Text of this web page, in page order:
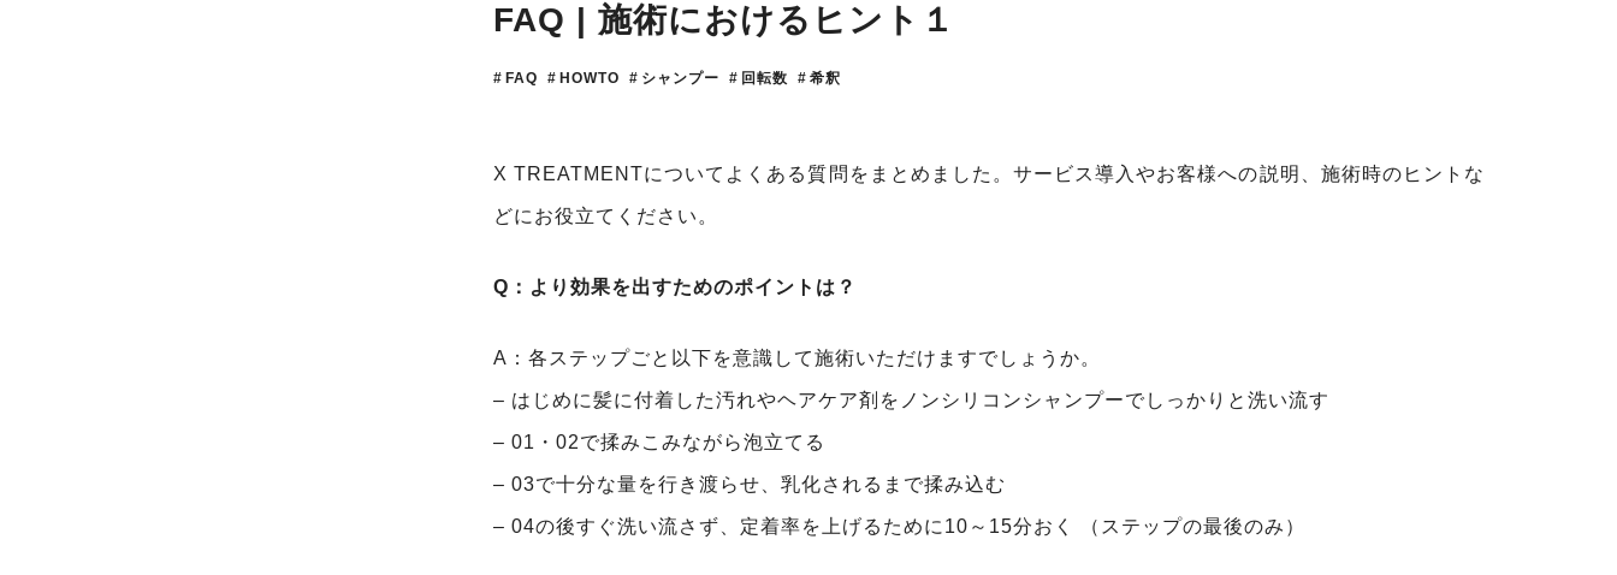
FAQ | 施術におけるヒント１
FAQ HOWTO シャンプー 回転数 希釈
X TREATMENTについてよくある質問をまとめました。サービス導入やお客様への説明、施術時のヒントな
どにお役立てください。
Q ：より効果を出すためのポイントは？
A：各ステップごと以下を意識して施術いただけますでしょうか。
– はじめに髪に付着した汚れやヘアケア剤をノンシリコンシャンプーでしっかりと洗い流す
– 01・02で揉みこみながら泡立てる
– 03で十分な量を行き渡らせ、乳化されるまで揉み込む
– 04の後すぐ洗い流さず、定着率を上げるために10～15分おく （ステップの最後のみ）